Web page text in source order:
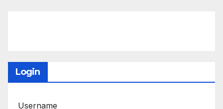
Login
Username